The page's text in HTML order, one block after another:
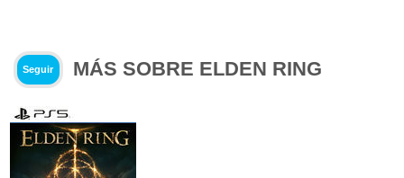
Seguir MÁS SOBRE ELDEN RING